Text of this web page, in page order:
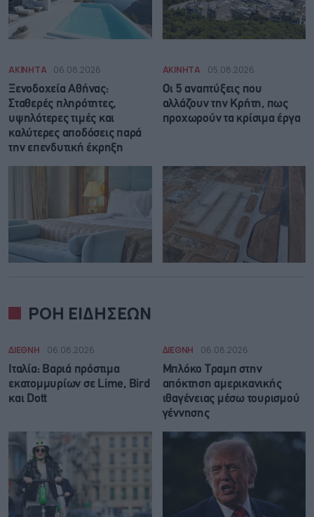
ΑΚΙΝΗΤΑ 06.08.2026
Ξενοδοχεία Αθήνας:
Σταθερές πληρότητες,
υψηλότερες τιμές και
καλύτερες αποδόσεις παρά
την επενδυτική έκρηξη
ΑΚΙΝΗΤΑ 05.08.2026
Οι 5 αναπτύξεις που
αλλάζουν την Κρήτη, πως
προχωρούν τα κρίσιμα έργα
ΡΟΗ ΕΙΔΗΣΕΩΝ
ΔΙΕΘΝΗ 06.08.2026
Ιταλία: Βαριά πρόστιμα
εκατομμυρίων σε Lime, Bird
και Dott
ΔΙΕΘΝΗ 06.08.2026
Μπλόκο Τραμπ στην
απόκτηση αμερικανικής
ιθαγένειας μέσω τουρισμού
γέννησης